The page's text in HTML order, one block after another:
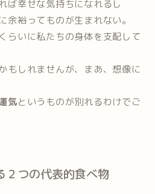
ば幸せな気持ちになれるし
余裕ってものが生まれない。
らいに私たちの身体を支配して
もしれませんが、まあ、想像に
気というものが別れるわけでご
２つの代表的食べ物